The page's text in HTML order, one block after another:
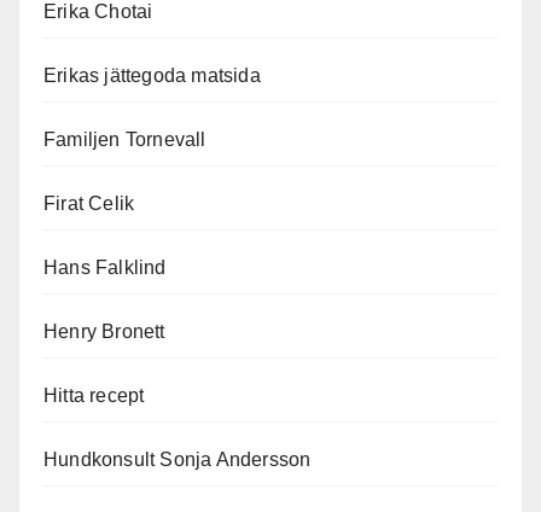
Erika Chotai
Erikas jättegoda matsida
Familjen Tornevall
Firat Celik
Hans Falklind
Henry Bronett
Hitta recept
Hundkonsult Sonja Andersson